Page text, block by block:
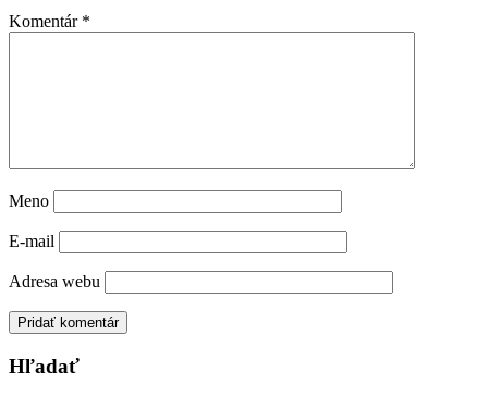
Komentár *
Meno
E-mail
Adresa webu
Hľadať